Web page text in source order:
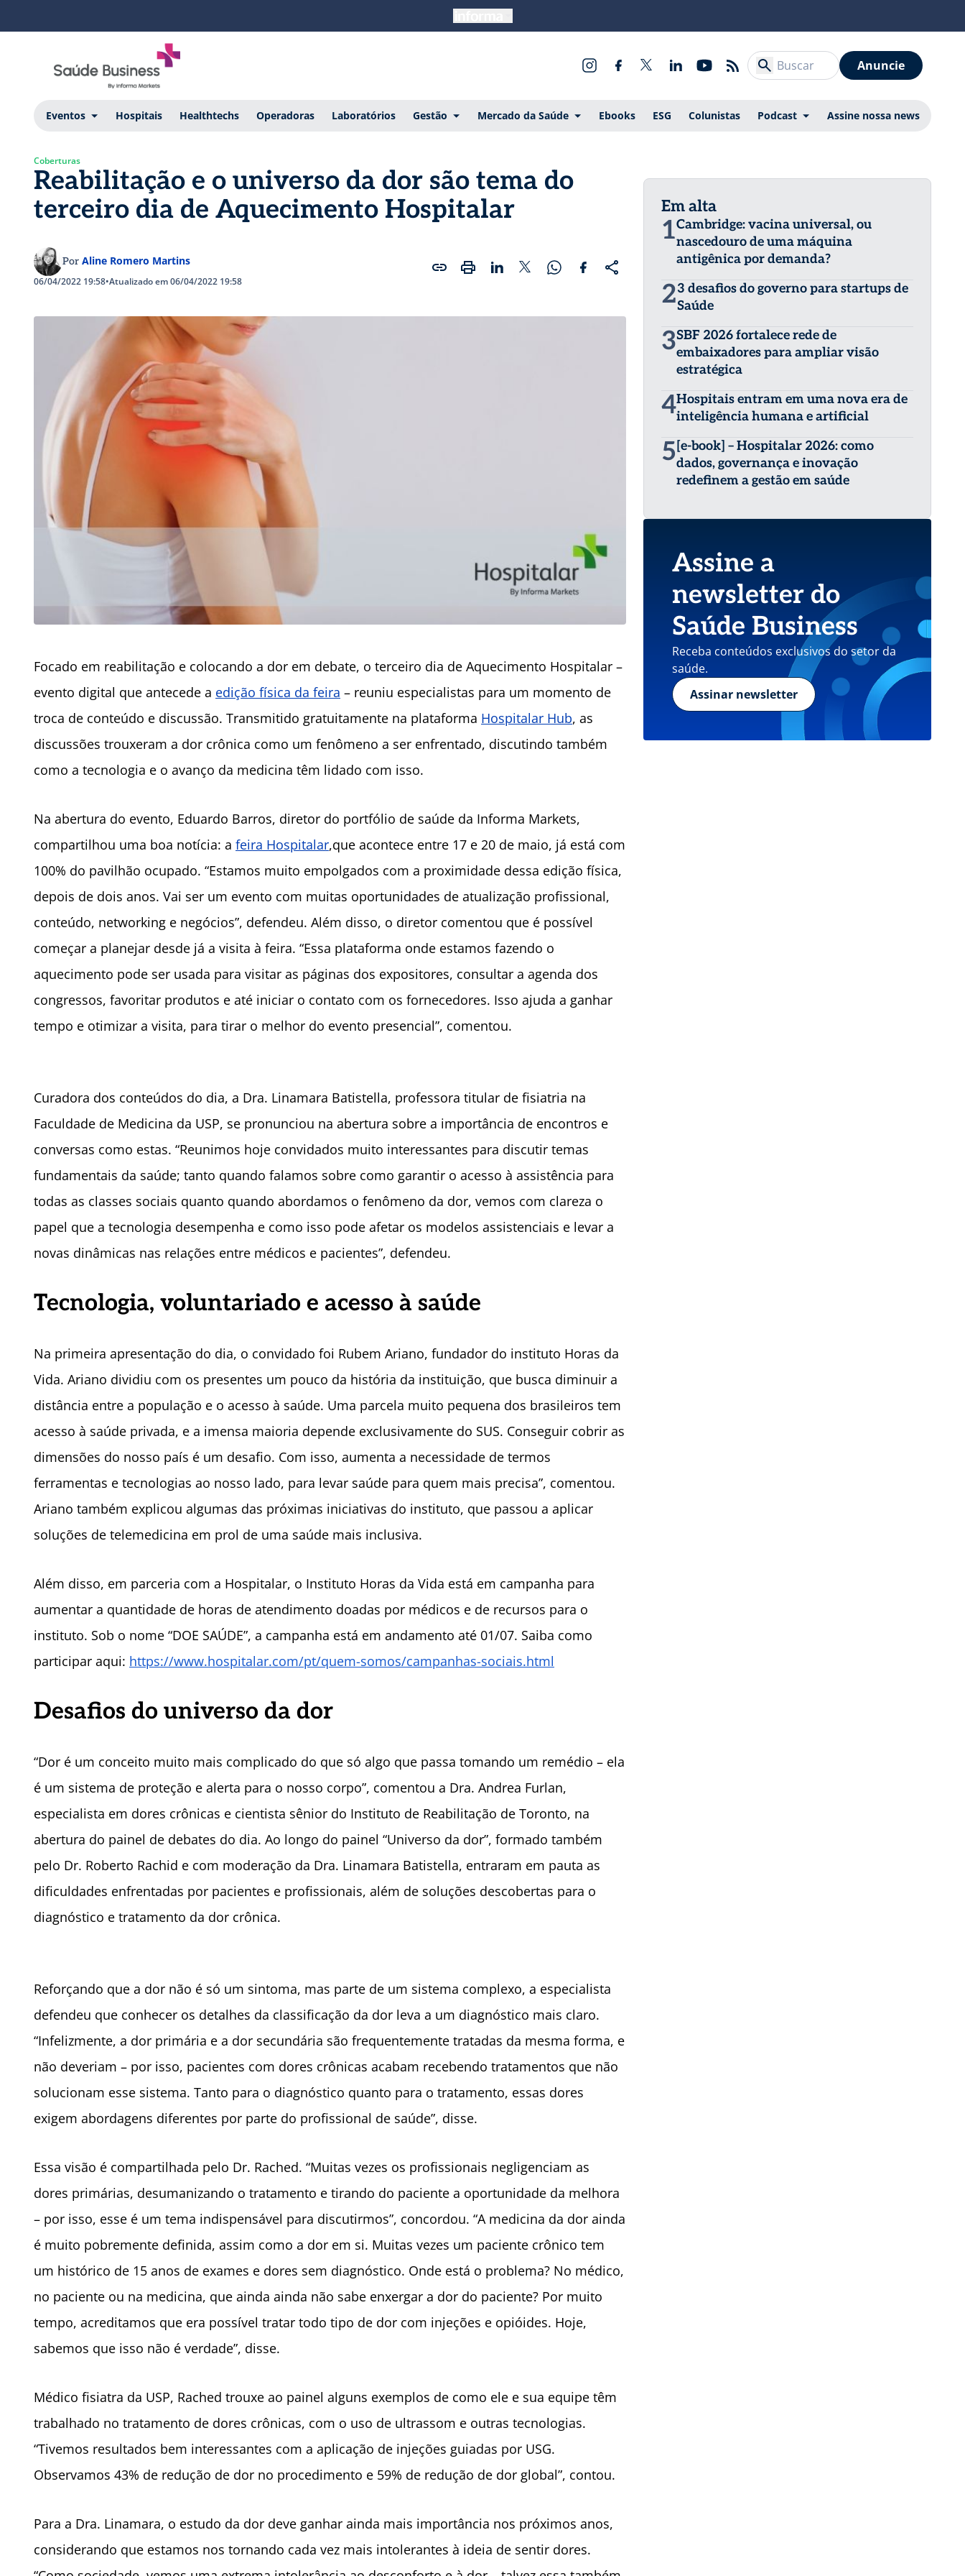
Anuncie
Eventos Hospitais Healthtechs Operadoras Laboratórios Gestão Mercado da Saúde Ebooks ESG Colunistas Podcast Assine nossa news
Coberturas
Reabilitação e o universo da dor são tema do
terceiro dia de Aquecimento Hospitalar
Por Aline Romero Martins
06/04/2022 19:58•Atualizado em 06/04/2022 19:58
Focado em reabilitação e colocando a dor em debate, o terceiro dia de Aquecimento Hospitalar –
evento digital que antecede a edição física da feira – reuniu especialistas para um momento de
troca de conteúdo e discussão. Transmitido gratuitamente na plataforma Hospitalar Hub, as
discussões trouxeram a dor crônica como um fenômeno a ser enfrentado, discutindo também
como a tecnologia e o avanço da medicina têm lidado com isso.
Na abertura do evento, Eduardo Barros, diretor do portfólio de saúde da Informa Markets,
compartilhou uma boa notícia: a feira Hospitalar,que acontece entre 17 e 20 de maio, já está com
100% do pavilhão ocupado. “Estamos muito empolgados com a proximidade dessa edição física,
depois de dois anos. Vai ser um evento com muitas oportunidades de atualização profissional,
conteúdo, networking e negócios”, defendeu. Além disso, o diretor comentou que é possível
começar a planejar desde já a visita à feira. “Essa plataforma onde estamos fazendo o
aquecimento pode ser usada para visitar as páginas dos expositores, consultar a agenda dos
congressos, favoritar produtos e até iniciar o contato com os fornecedores. Isso ajuda a ganhar
tempo e otimizar a visita, para tirar o melhor do evento presencial”, comentou.
Curadora dos conteúdos do dia, a Dra. Linamara Batistella, professora titular de fisiatria na
Faculdade de Medicina da USP, se pronunciou na abertura sobre a importância de encontros e
conversas como estas. “Reunimos hoje convidados muito interessantes para discutir temas
fundamentais da saúde; tanto quando falamos sobre como garantir o acesso à assistência para
todas as classes sociais quanto quando abordamos o fenômeno da dor, vemos com clareza o
papel que a tecnologia desempenha e como isso pode afetar os modelos assistenciais e levar a
novas dinâmicas nas relações entre médicos e pacientes”, defendeu.
Tecnologia, voluntariado e acesso à saúde
Na primeira apresentação do dia, o convidado foi Rubem Ariano, fundador do instituto Horas da
Vida. Ariano dividiu com os presentes um pouco da história da instituição, que busca diminuir a
distância entre a população e o acesso à saúde. Uma parcela muito pequena dos brasileiros tem
acesso à saúde privada, e a imensa maioria depende exclusivamente do SUS. Conseguir cobrir as
dimensões do nosso país é um desafio. Com isso, aumenta a necessidade de termos
ferramentas e tecnologias ao nosso lado, para levar saúde para quem mais precisa”, comentou.
Ariano também explicou algumas das próximas iniciativas do instituto, que passou a aplicar
soluções de telemedicina em prol de uma saúde mais inclusiva.
Além disso, em parceria com a Hospitalar, o Instituto Horas da Vida está em campanha para
aumentar a quantidade de horas de atendimento doadas por médicos e de recursos para o
instituto. Sob o nome “DOE SAÚDE”, a campanha está em andamento até 01/07. Saiba como
participar aqui: https://www.hospitalar.com/pt/quem-somos/campanhas-sociais.html
Desafios do universo da dor
“Dor é um conceito muito mais complicado do que só algo que passa tomando um remédio – ela
é um sistema de proteção e alerta para o nosso corpo”, comentou a Dra. Andrea Furlan,
especialista em dores crônicas e cientista sênior do Instituto de Reabilitação de Toronto, na
abertura do painel de debates do dia. Ao longo do painel “Universo da dor”, formado também
pelo Dr. Roberto Rachid e com moderação da Dra. Linamara Batistella, entraram em pauta as
dificuldades enfrentadas por pacientes e profissionais, além de soluções descobertas para o
diagnóstico e tratamento da dor crônica.
Reforçando que a dor não é só um sintoma, mas parte de um sistema complexo, a especialista
defendeu que conhecer os detalhes da classificação da dor leva a um diagnóstico mais claro.
“Infelizmente, a dor primária e a dor secundária são frequentemente tratadas da mesma forma, e
não deveriam – por isso, pacientes com dores crônicas acabam recebendo tratamentos que não
solucionam esse sistema. Tanto para o diagnóstico quanto para o tratamento, essas dores
exigem abordagens diferentes por parte do profissional de saúde”, disse.
Essa visão é compartilhada pelo Dr. Rached. “Muitas vezes os profissionais negligenciam as
dores primárias, desumanizando o tratamento e tirando do paciente a oportunidade da melhora
– por isso, esse é um tema indispensável para discutirmos”, concordou. “A medicina da dor ainda
é muito pobremente definida, assim como a dor em si. Muitas vezes um paciente crônico tem
um histórico de 15 anos de exames e dores sem diagnóstico. Onde está o problema? No médico,
no paciente ou na medicina, que ainda ainda não sabe enxergar a dor do paciente? Por muito
tempo, acreditamos que era possível tratar todo tipo de dor com injeções e opióides. Hoje,
sabemos que isso não é verdade”, disse.
Médico fisiatra da USP, Rached trouxe ao painel alguns exemplos de como ele e sua equipe têm
trabalhado no tratamento de dores crônicas, com o uso de ultrassom e outras tecnologias.
“Tivemos resultados bem interessantes com a aplicação de injeções guiadas por USG.
Observamos 43% de redução de dor no procedimento e 59% de redução de dor global”, contou.
Para a Dra. Linamara, o estudo da dor deve ganhar ainda mais importância nos próximos anos,
considerando que estamos nos tornando cada vez mais intolerantes à ideia de sentir dores.
Em alta
1Cambridge: vacina universal, ou
nascedouro de uma máquina
antigênica por demanda?
23 desafios do governo para startups de
Saúde
3SBF 2026 fortalece rede de
embaixadores para ampliar visão
estratégica
4Hospitais entram em uma nova era de
inteligência humana e artificial
5 [e-book] – Hospitalar 2026: como
dados, governança e inovação
redefinem a gestão em saúde
Assine a
newsletter do
Saúde Business
Receba conteúdos exclusivos do setor da
saúde.
Assinar newsletter